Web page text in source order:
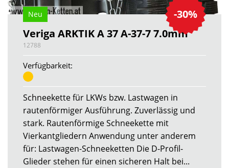
-30%
Neu
Veriga ARKTIK A 37 A-37-7 7.0mm
12788
Verfügbarkeit:
Schneekette für LKWs bzw. Lastwagen in
rautenförmiger Ausführung. Zuverlässig und
stark. Rautenförmige Schneekette mit
Vierkantgliedern Anwendung unter anderem
für: Lastwagen-Schneeketten Die D-Profil-
Glieder stehen für einen sicheren Halt bei...